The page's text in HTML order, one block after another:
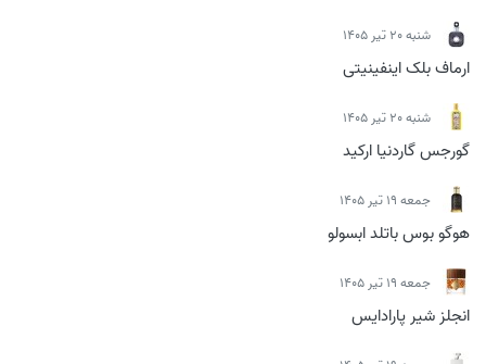
شنبه 20 تیر 1405
ارماف بلک اینفینیتی
شنبه 20 تیر 1405
گورجس گاردنیا ارکید
جمعه 19 تیر 1405
هوگو بوس باتلد ابسولو
جمعه 19 تیر 1405
انجلز شیر پارادایس